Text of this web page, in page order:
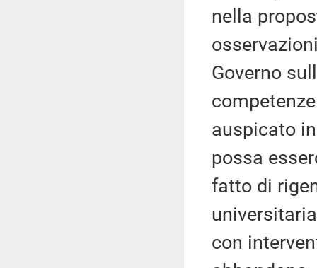
nella
Governo
auspicato
possa
fatto di
con